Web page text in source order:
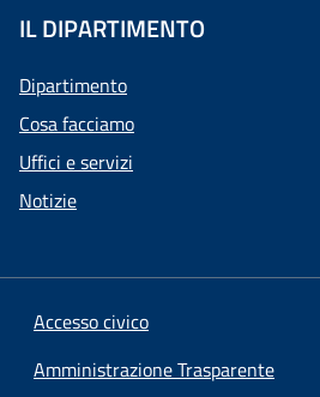
IL DIPARTIMENTO
Dipartimento
Cosa facciamo
Uffici e servizi
Notizie
Accesso civico
Amministrazione Trasparente